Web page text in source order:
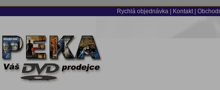
Rychlá objednávka Kontakt